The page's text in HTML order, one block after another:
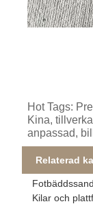
Hot Tags:
Kina,
anpassad,
Relaterad
Kilar och